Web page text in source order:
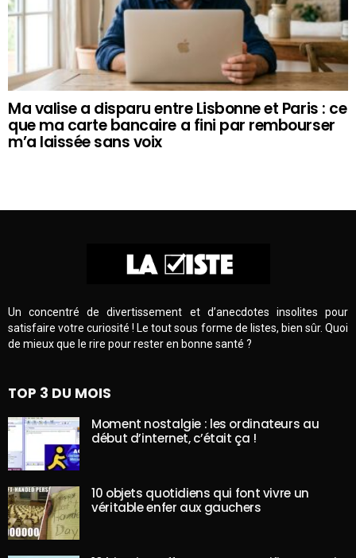
Ma valise a disparu entre Lisbonne et Paris : ce
que ma carte bancaire a fini par rembourser
m’a laissée sans voix
Un concentré de divertissement et d’anecdotes insolites pour
satisfaire votre curiosité ! Le tout sous forme de listes, bien sûr. Quoi
de mieux que le rire pour rester en bonne santé ?
TOP 3 DU MOIS
Moment nostalgie : les ordinateurs au
début d’internet, c’était ça !
10 objets quotidiens qui font vivre un
véritable enfer aux gauchers